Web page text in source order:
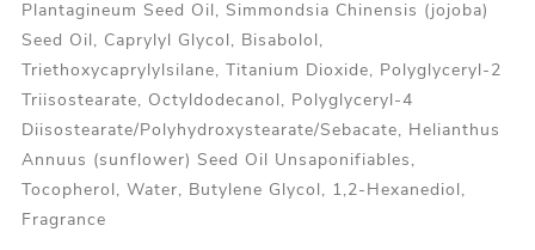
Plantagineum Seed Oil, Simmondsia Chinensis (jojoba)
Seed Oil, Caprylyl Glycol, Bisabolol,
Triethoxycaprylylsilane, Titanium Dioxide, Polyglyceryl-2
Triisostearate, Octyldodecanol, Polyglyceryl-4
Diisostearate/Polyhydroxystearate/Sebacate, Helianthus
Annuus (sunflower) Seed Oil Unsaponifiables,
Tocopherol, Water, Butylene Glycol, 1,2-Hexanediol,
Fragrance